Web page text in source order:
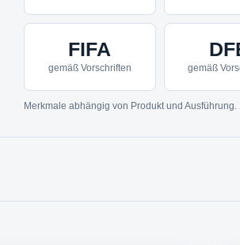
FIFA
gemäß Vorschriften gemäß
Merkmale abhängig von Produkt und Ausführung.